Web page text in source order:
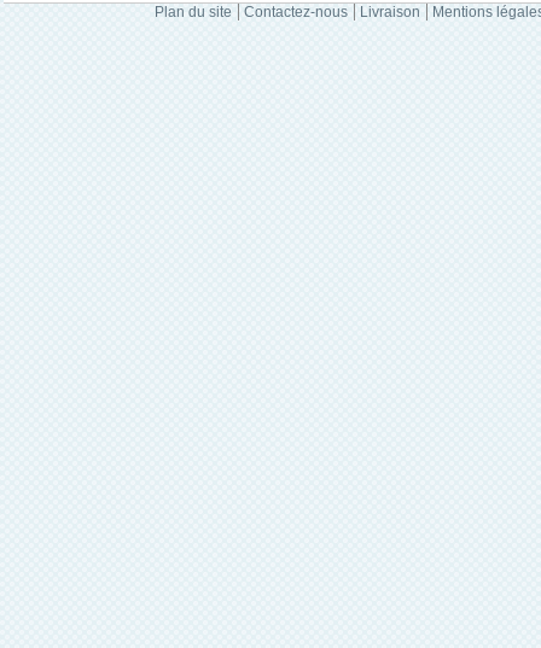
Plan du site Contactez-nous Livraison Mentions